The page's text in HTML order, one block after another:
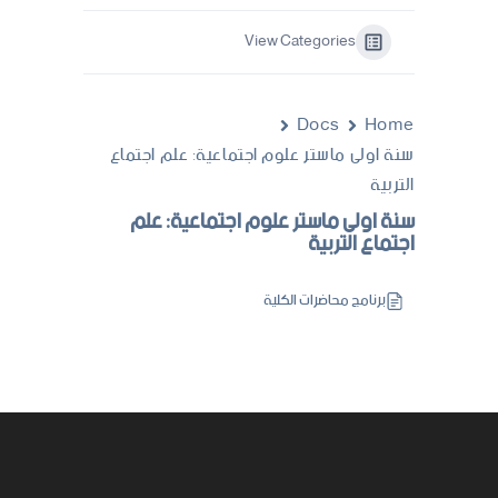
View Categories
Home
Docs
سنة اولى ماستر علوم اجتماعية: علم اجتماع
التربية
سنة اولى ماستر علوم اجتماعية: علم
اجتماع التربية
برنامج محاضرات الكلية